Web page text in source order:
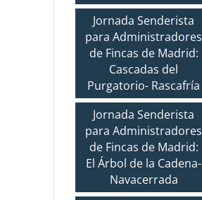
Jornada Senderista
para Administradores
de Fincas de Madrid:
Cascadas del
Purgatorio- Rascafría
Jornada Senderista
para Administradores
de Fincas de Madrid:
El Árbol de la Cadena-
Navacerrada